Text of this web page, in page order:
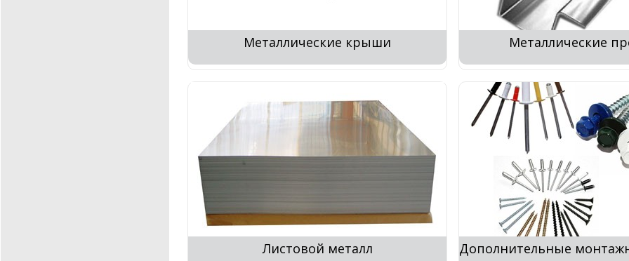
Металлические крыши Металлические
Листовой металл Дополнительные